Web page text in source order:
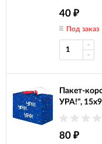
40 ₽
Под заказ
Пакет-
УРА!",
80 ₽